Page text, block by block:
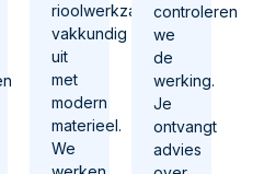
rioolwerkzaamheden
vakkundig
uit
met
modern
materieel.
We
controleren
we
de
werking.
Je
ontvangt
advies